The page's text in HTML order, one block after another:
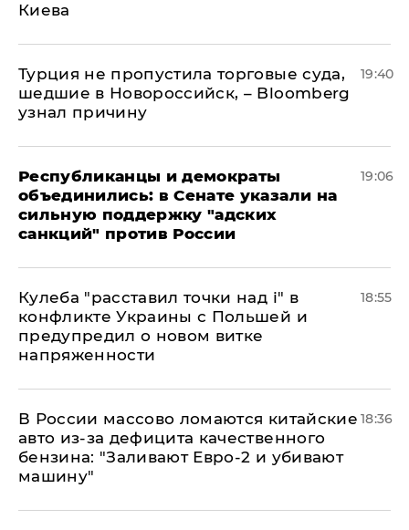
Киева
Турция не пропустила торговые суда,
шедшие в Новороссийск, – Bloomberg
узнал причину
19:40
Республиканцы и демократы
объединились: в Сенате указали на
сильную поддержку "адских
санкций" против России
19:06
Кулеба "расставил точки над і" в
конфликте Украины с Польшей и
предупредил о новом витке
напряженности
18:55
В России массово ломаются китайские
авто из-за дефицита качественного
бензина: "Заливают Евро-2 и убивают
машину"
18:36